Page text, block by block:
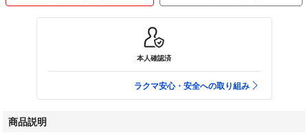
本人確認済
ラクマ安心・安全への取り組み
商品説明